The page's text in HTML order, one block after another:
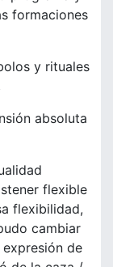
formaciones
y rituales
absoluta
flexible
flexibilidad,
cambiar
de